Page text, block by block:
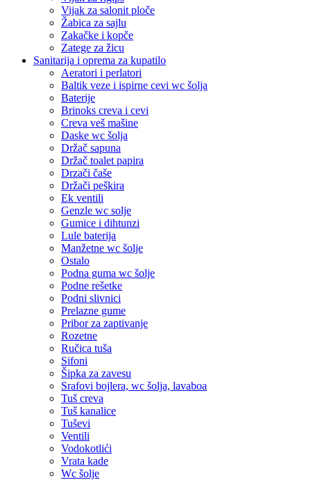
Vijak za salonit ploče
Žabica za sajlu
Zakačke i kopče
Zatege za žicu
Sanitarija i oprema za kupatilo
Aeratori i perlatori
Baltik veze i ispirne cevi wc šolja
Baterije
Brinoks creva i cevi
Creva veš mašine
Daske wc šolja
Držač sapuna
Držač toalet papira
Drzači čaše
Držači peškira
Ek ventili
Genzle wc solje
Gumice i dihtunzi
Lule baterija
Manžetne wc šolje
Ostalo
Podna guma wc šolje
Podne rešetke
Podni slivnici
Prelazne gume
Pribor za zaptivanje
Rozetne
Ručica tuša
Sifoni
Šipka za zavesu
Srafovi bojlera, wc šolja, lavaboa
Tuš creva
Tuš kanalice
Tuševi
Ventili
Vodokotlići
Vrata kade
Wc šolje